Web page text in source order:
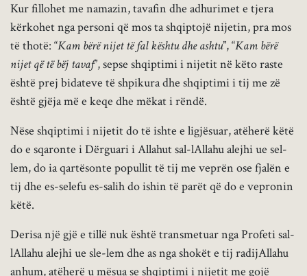
Kur fillohet me namazin, tavafin dhe adhurimet e tjera
kërkohet nga personi që mos ta shqiptojë nijetin, pra mos
të thotë: “Kam bërë nijet të fal kështu dhe ashtu”, “Kam bërë
nijet që të bëj tavaf”, sepse shqiptimi i nijetit në këto raste
është prej bidateve të shpikura dhe shqiptimi i tij me zë
është gjëja më e keqe dhe mëkat i rëndë.
Nëse shqiptimi i nijetit do të ishte e ligjësuar, atëherë këtë
do e sqaronte i Dërguari i Allahut sal-lAllahu alejhi ue sel-
lem, do ia qartësonte popullit të tij me veprën ose fjalën e
tij dhe es-selefu es-salih do ishin të parët që do e vepronin
këtë.
Derisa një gjë e tillë nuk është transmetuar nga Profeti sal-
lAllahu alejhi ue sle-lem dhe as nga shokët e tij radijAllahu
anhum, atëherë u mësua se shqiptimi i nijetit me gojë